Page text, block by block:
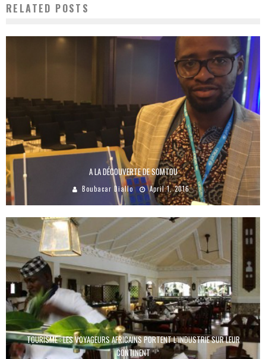
RELATED POSTS
A LA DÉCOUVERTE DE SOMTOU
Boubacar Diallo April 1, 2016
TOURISME : LES VOYAGEURS AFRICAINS PORTENT L’INDUSTRIE SUR LEUR
CONTINENT